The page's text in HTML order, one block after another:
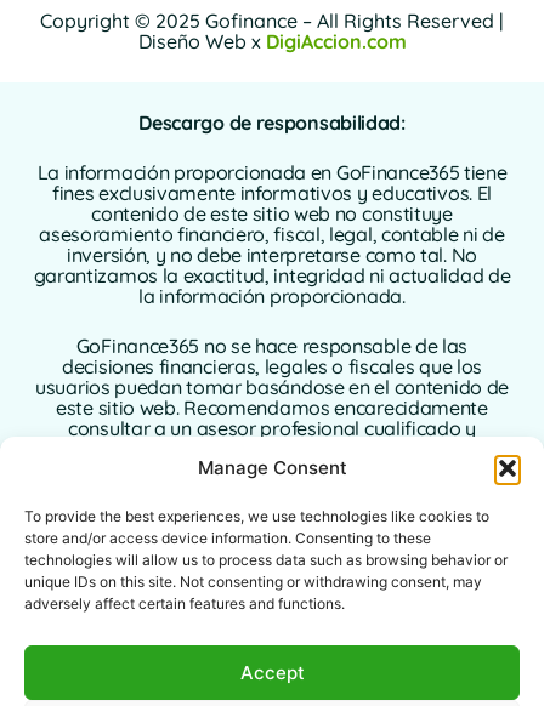
Manage Consent
To provide the best experiences, we use technologies like cookies to
store and/or access device information. Consenting to these
technologies will allow us to process data such as browsing behavior or
unique IDs on this site. Not consenting or withdrawing consent, may
adversely affect certain features and functions.
Accept
Copyright © 2025 Gofinance – All Rights Reserved |
Diseño Web x DigiAccion.com
Descargo de responsabilidad:
La información proporcionada en GoFinance365 tiene
fines exclusivamente informativos y educativos. El
contenido de este sitio web no constituye
asesoramiento financiero, fiscal, legal, contable ni de
inversión, y no debe interpretarse como tal. No
garantizamos la exactitud, integridad ni actualidad de
la información proporcionada.
GoFinance365 no se hace responsable de las
decisiones financieras, legales o fiscales que los
usuarios puedan tomar basándose en el contenido de
este sitio web. Recomendamos encarecidamente
consultar a un asesor profesional cualificado y
cualquier decisión relacionada con sus finanzas
El uso de este sitio web implica la aceptación plena de
este aviso legal. Ni GoFinance365 ni sus autores o
colaboradores asumen ninguna responsabilidad por
los daños directos, indirectos o consecuentes que
proporcionada.